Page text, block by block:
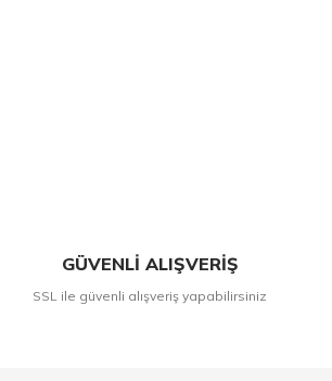
GÜVENLİ ALIŞVERİŞ
SSL ile güvenli alışveriş yapabilirsiniz